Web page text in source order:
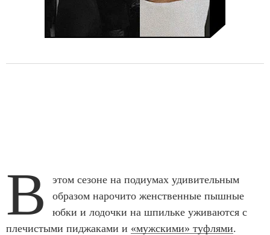
В
этом сезоне на подиумах удивительным
образом нарочито женственные пышные
юбки и лодочки на шпильке уживаются с
плечистыми пиджаками и «мужскими» туфлями.